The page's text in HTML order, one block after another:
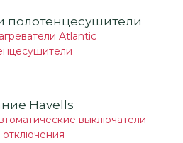
полотенцесушители
Atlantic
Havells
выключатели
отключения